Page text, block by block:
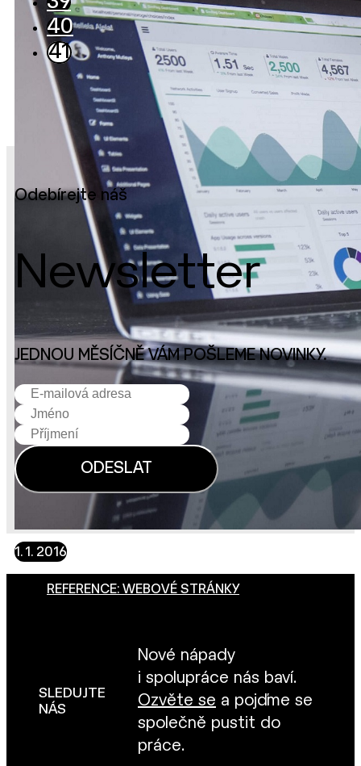
1. 1. 2016
REFERENCE: WEBOVÉ STRÁNKY
40
41
Odebírejte náš
Newsletter
JEDNOU MĚSÍČNĚ VÁM POŠLEME NOVINKY.
SLEDUJTE
NÁS
Nové nápady
i spolupráce nás baví.
Ozvěte se a pojďme se
společně pustit do
práce.